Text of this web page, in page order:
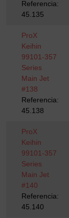
Referencia:
45.135
ProX
Keihin
99101-357
Series
Main Jet
#138
Referencia:
45.138
ProX
Keihin
99101-357
Series
Main Jet
#140
Referencia:
45.140